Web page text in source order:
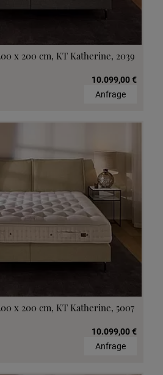
x 200 cm, KT Katherine, 2039
10.099,00 €
Anfrage
x 200 cm, KT Katherine, 5007
10.099,00 €
Anfrage